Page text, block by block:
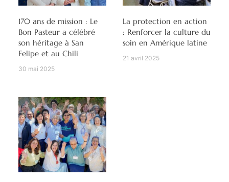
170 ans de mission : Le
Bon Pasteur a célébré
son héritage à San
Felipe et au Chili
30 mai 2025
La protection en action
: Renforcer la culture du
soin en Amérique latine
21 avril 2025